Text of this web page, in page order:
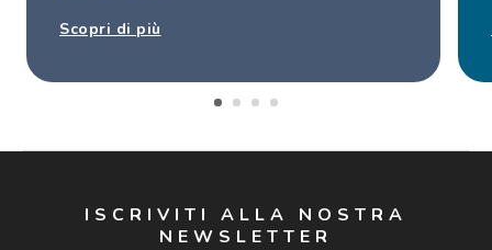
Scopri di più
ISCRIVITI ALLA NOSTRA
NEWSLETTER